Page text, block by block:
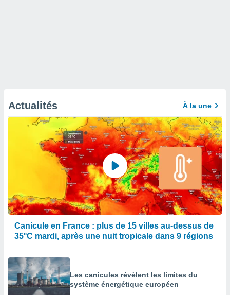
Actualités À la une
Canicule en France : plus de 15 villes au-dessus de
35°C mardi, après une nuit tropicale dans 9 régions
Les canicules révèlent les limites du
système énergétique européen